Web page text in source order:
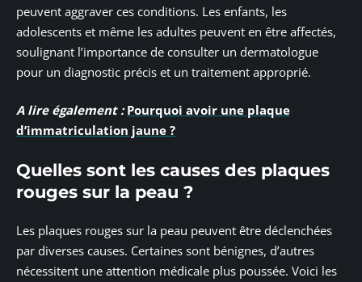
peuvent aggraver ces conditions. Les enfants, les
adolescents et même les adultes peuvent en être affectés,
soulignant l’importance de consulter un dermatologue
pour un diagnostic précis et un traitement approprié.
A lire également : Pourquoi avoir une plaque
d’immatriculation jaune ?
Quelles sont les causes des plaques
rouges sur la peau ?
Les plaques rouges sur la peau peuvent être déclenchées
par diverses causes. Certaines sont bénignes, d’autres
nécessitent une attention médicale plus poussée. Voici les